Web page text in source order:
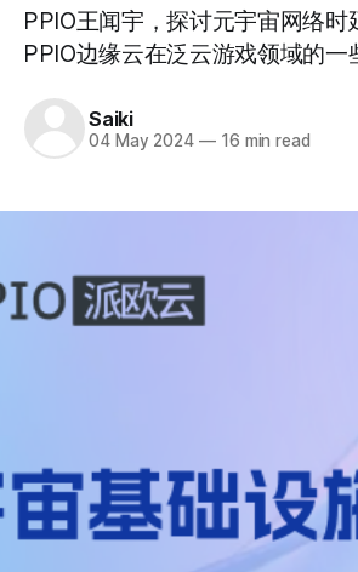
PPIO王闻宇，探讨元宇宙网络
PPIO边缘云在泛云游戏领域的一
Saiki
04 May 2024 —16 min read